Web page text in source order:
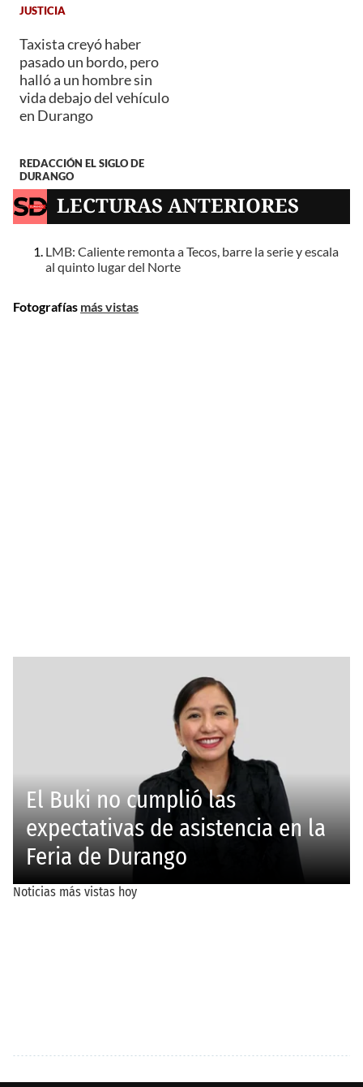
JUSTICIA
Taxista creyó haber
pasado un bordo, pero
halló a un hombre sin
vida debajo del vehículo
en Durango
REDACCIÓN EL SIGLO DE
DURANGO
LECTURAS ANTERIORES
LMB: Caliente remonta a Tecos, barre la serie y escala
al quinto lugar del Norte
Fotografías más vistas